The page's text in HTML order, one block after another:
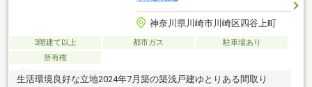
神奈川県川崎市川崎区四谷上町
3階建て以上 都市ガス
駐車場あり
所有権
生活環境良好な立地2024年7月築の築浅戸建ゆとりある間取り